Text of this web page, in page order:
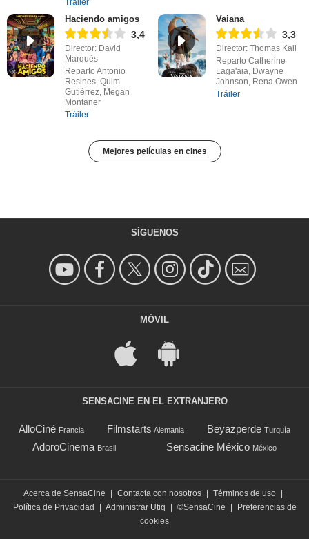
Tráiler
Haciendo amigos
3,4
Director: David
Marqués
Reparto Antonio
Resines, Quim
Gutiérrez, Megan
Montaner
Tráiler
Vaiana
3,3
Director: Thomas Kail
Reparto Catherine
Laga'aia, Dwayne
Johnson, Rena Owen
Tráiler
Mejores películas en cines
SÍGUENOS
MÓVIL
SENSACINE EN EL EXTRANJERO
AlloCiné Francia Filmstarts Alemania Beyazperde Turquía
AdoroCinema Brasil Sensacine México México
Acerca de SensaCine | Contacta con nosotros | Términos de uso |
Política de Privacidad
| Administrar Utiq | ©SensaCine |
Preferencias de
cookies